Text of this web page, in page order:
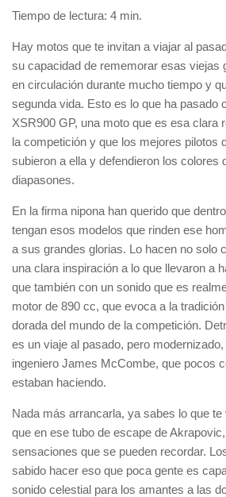
Tiempo de lectura: 4 min.
Hay motos que te invitan a viajar al
su capacidad de rememorar esas viejas
en circulación durante mucho tiempo y
segunda vida. Esto es lo que ha pasado
XSR900 GP, una moto que es esa clara
la competición y que los mejores pilotos
subieron a ella y defendieron los colores
diapasones.
En la firma nipona han querido que
tengan esos modelos que rinden ese
a sus grandes glorias. Lo hacen no solo
una clara inspiración a lo que llevaron a
que también con un sonido que es
motor de 890 cc, que evoca a la
dorada del mundo de la competición.
es un viaje al pasado, pero
ingeniero James McCombe, que pocos
estaban haciendo.
Nada más arrancarla, ya sabes lo que
que en ese tubo de escape de
sensaciones que se pueden recordar.
sabido hacer eso que poca gente es
sonido celestial para los amantes a las